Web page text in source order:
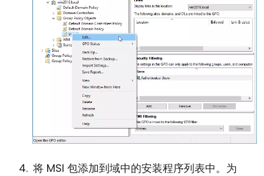
将 MSI 包添加到域中的安装程序列表中。为